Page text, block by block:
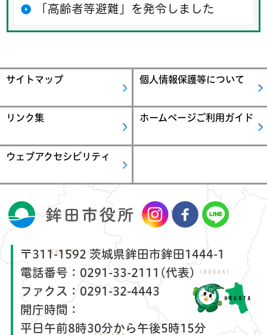
「高齢者等避難」を発令しました
サイトマップ 個人情報保護等について
リンク集 ホームページご利用ガイド
ウェブアクセシビリティ
〒311-1592 茨城県鉾田市鉾田1444-1
電話番号： 0291-33-2111(代表)
ファクス： 0291-32-4443
開庁時間：
平日午前8時30分から午後5時15分